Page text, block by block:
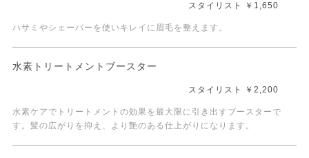
スタイリスト ￥1,650
ハサミやシェーバーを使いキレイに眉毛を整えます。
水素トリートメントブースター
スタイリスト ￥2,200
水素ケアでトリートメントの効果を最大限に引き出すブースターで
す。髪の広がりを抑え、より艶のある仕上がりになります。